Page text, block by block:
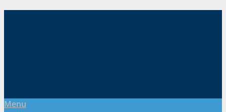
Menu